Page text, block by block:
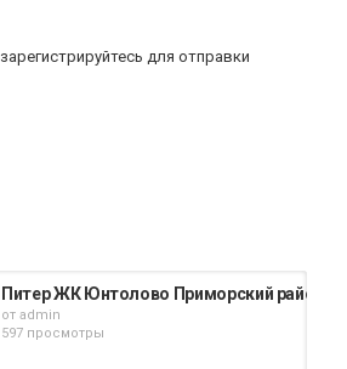
зарегистрируйтесь для отправки
Питер ЖК Юнтолово Приморский район
от admin
597 просмотры